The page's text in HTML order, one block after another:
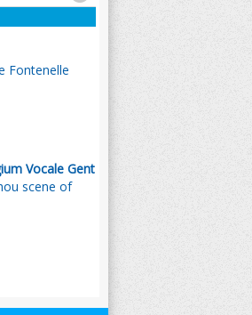
Fontenelle
Vocale Gent
scene of